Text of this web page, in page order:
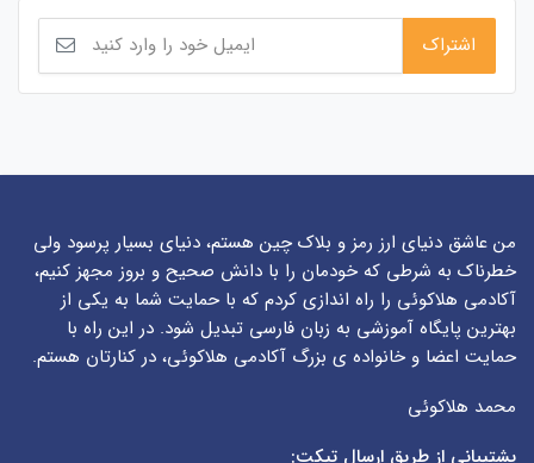
من عاشق دنیای ارز رمز و بلاک چین هستم، دنیای بسیار پرسود ولی
خطرناک به شرطی که خودمان را با دانش صحیح و بروز مجهز کنیم،
آکادمی هلاکوئی را راه اندازی کردم که با حمایت شما به یکی از
بهترین پایگاه آموزشی به زبان فارسی تبدیل شود. در این راه با
حمایت اعضا و خانواده ی بزرگ آکادمی هلاکوئی، در کنارتان هستم.
محمد هلاکوئی
پشتیبانی از طریق ارسال تیکت: